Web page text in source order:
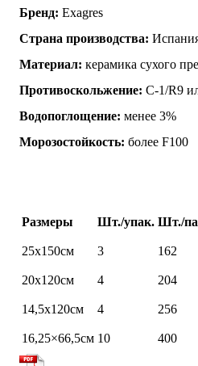
Бренд: Exagres
Страна производства:
Материал: керамика сухого
Противоскольжение: C-1/R9
Водопоглощение: менее 3%
Морозостойкость: более F100
Размеры Шт./упак. Шт./
25х150см 3 162
20х120см 4 204
14,5х120см 4 256
16,25×66,5см 10 400